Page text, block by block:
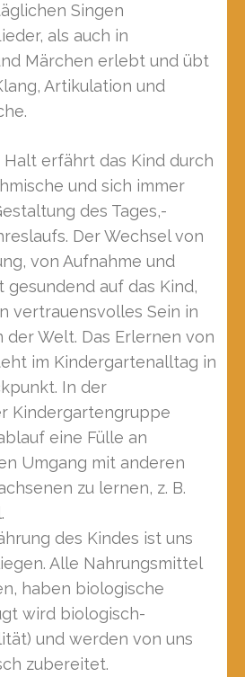
Singen
als auch in
Märchen erlebt und übt
Artikulation und
erfährt das Kind durch
und sich immer
des Tages,-
Der Wechsel von
von Aufnahme und
auf das Kind,
vertrauensvolles Sein in
der Welt. Das Erlernen von
im Kindergartenalltag in
In der
Kindergartengruppe
eine Fülle an
Umgang mit anderen
zu lernen, z. B.
des Kindes ist uns
Alle Nahrungsmittel
haben biologische
wird biologisch-
und werden von uns
zubereitet.